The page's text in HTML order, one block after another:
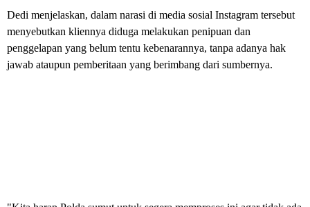
Dedi menjelaskan, dalam narasi di media sosial Instagram tersebut
menyebutkan kliennya diduga melakukan penipuan dan
penggelapan yang belum tentu kebenarannya, tanpa adanya hak
jawab ataupun pemberitaan yang berimbang dari sumbernya.